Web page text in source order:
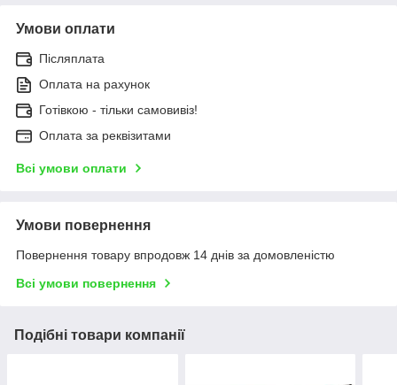
Умови оплати
Післяплата
Оплата на рахунок
Готівкою - тільки самовивіз!
Оплата за реквізитами
Всі умови оплати
Умови повернення
Повернення товару впродовж 14 днів за домовленістю
Всі умови повернення
Подібні товари компанії